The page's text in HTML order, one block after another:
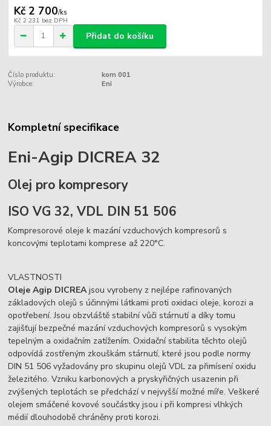
Kč 2 700/ks
Kč 2 231 bez DPH
Přidat do košíku
Číslo produktu:
kom 001
Výrobce:
Eni
Kompletní specifikace
Eni-Agip DICREA 32
Olej pro kompresory
ISO VG 32, VDL DIN 51 506
Kompresorové oleje k mazání vzduchových kompresorů s
koncovými teplotami komprese až 220°C.
VLASTNOSTI
Oleje Agip DICREAjsou vyrobeny z nejlépe rafinovaných
základových olejů s účinnými látkami proti oxidaci oleje, korozi a
opotřebení. Jsou obzvláště stabilní vůči stárnutí a díky tomu
zajišťují bezpečné mazání vzduchových kompresorů s vysokým
tepelným a oxidačním zatížením. Oxidační stabilita těchto olejů
odpovídá zostřeným zkouškám stárnutí, které jsou podle normy
DIN 51 506 vyžadovány pro skupinu olejů VDL za přimísení oxidu
železitého. Vzniku karbonových a pryskyřičných usazenin při
zvýšených teplotách se předchází v nejvyšší možné míře. Veškeré
olejem smáčené kovové součástky jsou i při kompresi vlhkých
médií dlouhodobě chráněny proti korozi.